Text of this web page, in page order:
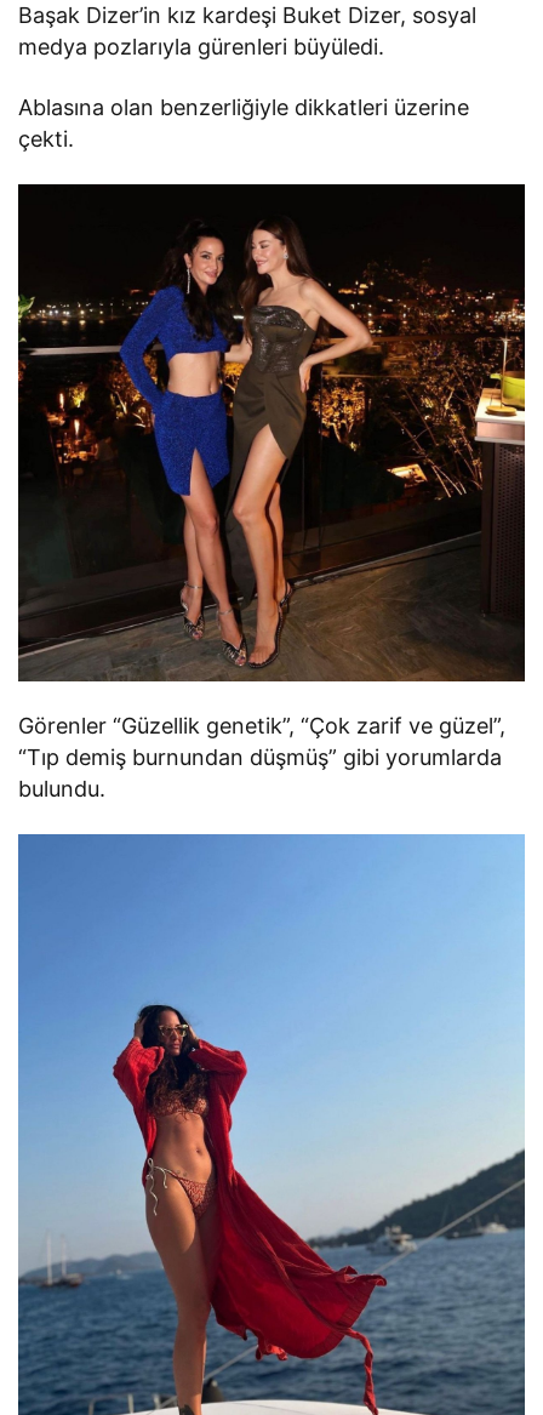
Başak Dizer’in kız kardeşi Buket Dizer, sosyal
medya pozlarıyla gürenleri büyüledi.
Ablasına olan benzerliğiyle dikkatleri üzerine
çekti.
Görenler “Güzellik genetik”, “Çok zarif ve güzel”,
“Tıp demiş burnundan düşmüş” gibi yorumlarda
bulundu.